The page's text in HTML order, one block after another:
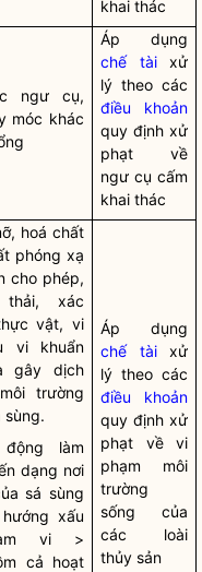
khai thác
ngư cụ,
móc khác
Áp dụng
chế tàixử
lý theo các
điều khoản
quy định xử
phạt về
ngư cụ cấm
khai thác
hoá chất
phóng xạ
cho phép,
xác
vật, vi
vi khuẩn
gây dịch
trường
sùng.
làm
dạng nơi
sá sùng
xấu
vi >
cả hoạt
Áp dụng
chế tàixử
lý theo các
điều khoản
quy định xử
phạt về vi
phạm môi
trường
sống của
các loài
thủy sản